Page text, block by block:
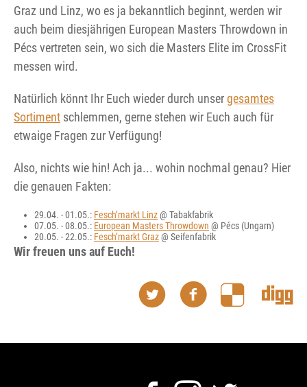
Graz und Linz, wo es ja bekanntlich beginnt, werden wir
auch beim diesjährigen European Masters Throwdown in
Pécs vertreten sein, wo sich die Masters Elite im CrossFit
messen wird.
Natürlich könnt Ihr Euch wieder durch unsergesamtes
Sortiment schlemmen, gerne stehen wir Euch auch für
etwaige Fragen zur Verfügung!
Also, nichts wie hin! Ach ja... wohin nochmal genau? Hier
die genauen Fakten:
29.04. - 01.05.: Fesch’markt Linz@ Tabakfabrik
07.05. - 08.05.: European Masters Throwdown @ Pécs (Ungarn)
20.05. - 22.05.: Fesch’markt Graz@ Seifenfabrik
Wir freuen uns auf Euch!